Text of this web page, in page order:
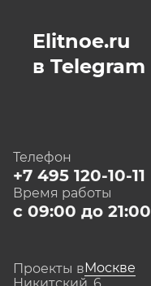
Elitnoe.ru
в Telegram
Телефон
+7 495 120-10-11
Время работы
с 09:00 до 21:00
Проекты вМоскве